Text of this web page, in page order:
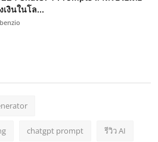
เงินในโล...
chatgpt prompt รีวิว AI